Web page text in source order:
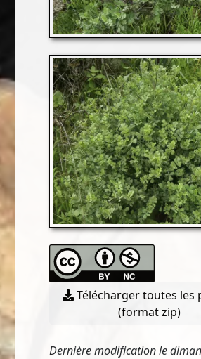
Télécharger toutes les
(format zip)
Dernière modification le